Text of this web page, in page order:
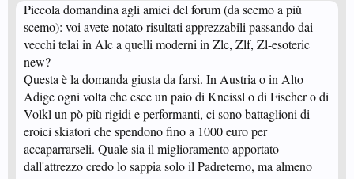
Piccola domandina agli amici del forum (da scemo a più
scemo): voi avete notato risultati apprezzabili passando dai
vecchi telai in Alc a quelli moderni in Zlc, Zlf, Zl-esoteric
new?
Questa è la domanda giusta da farsi. In Austria o in Alto
Adige ogni volta che esce un paio di Kneissl o di Fischer o di
Volkl un pò più rigidi e performanti, ci sono battaglioni di
eroici skiatori che spendono fino a 1000 euro per
accaparrarseli. Quale sia il miglioramento apportato
dall'attrezzo credo lo sappia solo il Padreterno, ma almeno